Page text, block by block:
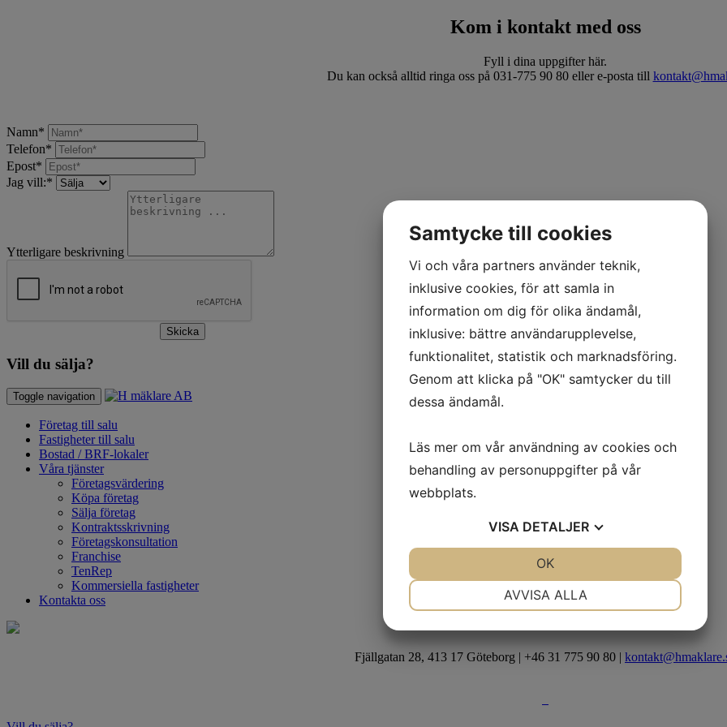
Kom i kontakt med oss
Fyll i dina uppgifter här.
Du kan också alltid ringa oss på 031-775 90 80 eller e-posta till
Namn*
Telefon*
Epost*
Jag vill:*
Ytterligare beskrivning
Skicka
Vill du sälja?
Toggle navigation
Företag till salu
Fastigheter till salu
Bostad / BRF-lokaler
Våra tjänster
Företagsvärdering
Köpa företag
Sälja företag
Kontraktsskrivning
Företagskonsultation
Franchise
TenRep
Kommersiella fastigheter
Kontakta oss
Fjällgatan 28, 413 17 Göteborg | +46 31 775 90 80 |
Samtycke till cookies
Vi och våra partners använder teknik,
inklusive cookies, för att samla in
information om dig för olika ändamål,
inklusive: bättre användarupplevelse,
funktionalitet, statistik och marknadsföring.
Genom att klicka på "OK" samtycker du till
dessa ändamål.
Läs mer om vår användning av cookies och
behandling av personuppgifter på vår
webbplats.
VISA DETALJER
AVVISA ALLA
OK